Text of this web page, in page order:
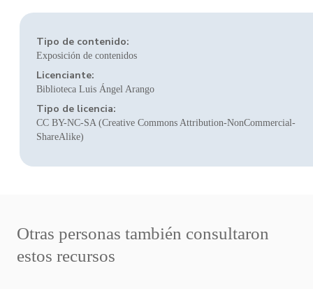
Tipo de contenido:
Exposición de contenidos
Licenciante:
Biblioteca Luis Ángel Arango
Tipo de licencia:
CC BY-NC-SA (Creative Commons Attribution-NonCommercial-
ShareAlike)
Otras personas también consultaron
estos recursos